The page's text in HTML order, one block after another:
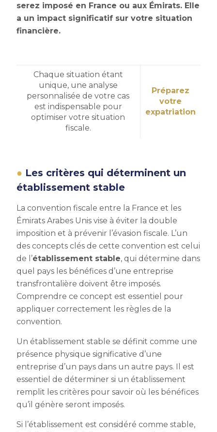
serez imposé en France ou aux Émirats. Elle
a un impact significatif sur votre situation
financière.
Chaque situation étant
unique, une analyse
personnalisée de votre cas
est indispensable pour
optimiser votre situation
fiscale.
Préparez
votre
expatriation
Les critères qui déterminent un
établissement stable
La convention fiscale entre la France et les
Émirats Arabes Unis vise à éviter la double
imposition et à prévenir l’évasion fiscale. L’un
des concepts clés de cette convention est celui
de l’établissement stable, qui détermine dans
quel pays les bénéfices d’une entreprise
transfrontalière doivent être imposés.
Comprendre ce concept est essentiel pour
appliquer correctement les règles de la
convention.
Un établissement stable se définit comme une
présence physique significative d’une
entreprise d’un pays dans un autre pays. Il est
essentiel de déterminer si un établissement
remplit les critères pour savoir où les bénéfices
qu’il génère seront imposés.
Si l’établissement est considéré comme stable,